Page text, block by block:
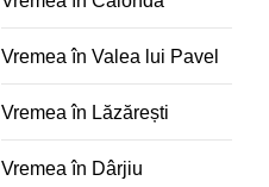
Vremea în Valea lui Pavel
Vremea în Lăzărești
Vremea în Dârjiu